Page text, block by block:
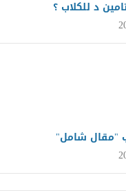
د للكلاب ؟
"مقال شامل"